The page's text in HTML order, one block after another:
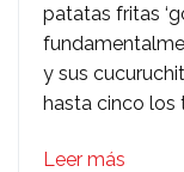
patatas fritas
y sus
hasta cinco los
Leer más